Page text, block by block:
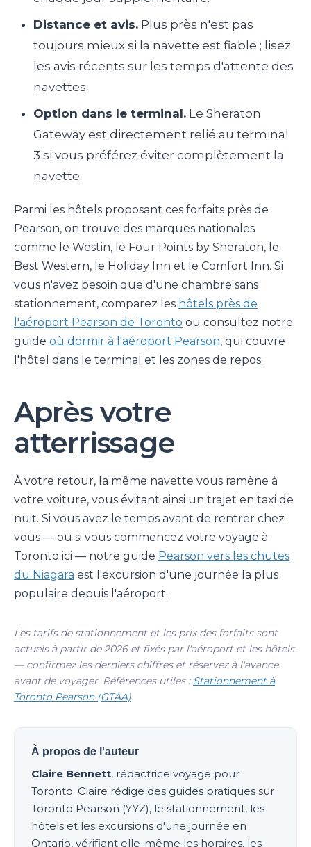
Distance et avis. Plus près n'est pas
toujours mieux si la navette est fiable ; lisez
les avis récents sur les temps d'attente des
navettes.
Option dans le terminal. Le Sheraton
Gateway est directement relié au terminal
3 si vous préférez éviter complètement la
navette.
Parmi les hôtels proposant ces forfaits près de
Pearson, on trouve des marques nationales
comme le Westin, le Four Points by Sheraton, le
Best Western, le Holiday Inn et le Comfort Inn. Si
vous n'avez besoin que d'une chambre sans
stationnement, comparez les hôtels près de
l'aéroport Pearson de Toronto ou consultez notre
guide où dormir à l'aéroport Pearson, qui couvre
l'hôtel dans le terminal et les zones de repos.
Après votre
atterrissage
À votre retour, la même navette vous ramène à
votre voiture, vous évitant ainsi un trajet en taxi de
nuit. Si vous avez le temps avant de rentrer chez
vous — ou si vous commencez votre voyage à
Toronto ici — notre guide Pearson vers les chutes
du Niagara est l'excursion d'une journée la plus
populaire depuis l'aéroport.
Les tarifs de stationnement et les prix des forfaits sont
actuels à partir de 2026 et fixés par l'aéroport et les hôtels
— confirmez les derniers chiffres et réservez à l'avance
avant de voyager. Références utiles : Stationnement à
Toronto Pearson (GTAA).
À propos de l'auteur
Claire Bennett, rédactrice voyage pour
Toronto. Claire rédige des guides pratiques sur
Toronto Pearson (YYZ), le stationnement, les
hôtels et les excursions d'une journée en
Ontario, vérifiant elle-même les horaires, les